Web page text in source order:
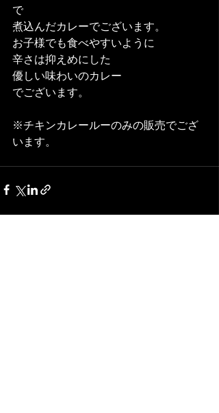
で
煮込んだカレーでございます。
お子様でも食べやすいように
辛さは抑えめにした
優しい味わいのカレー
でございます。
※チキンカレールーのみの販売でござ
います。